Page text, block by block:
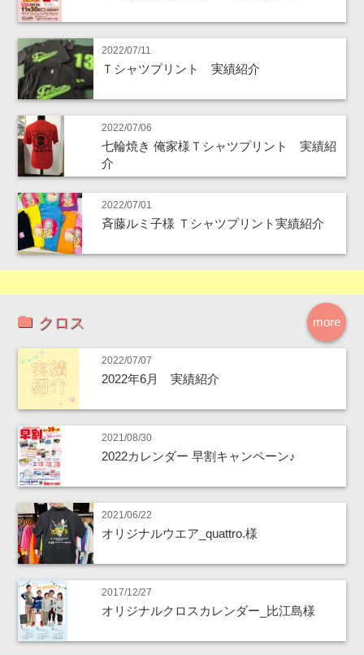
2022/07/11
Ｔシャツプリント 実績紹介
2022/07/06
七輪焼き 俺家様Ｔシャツプリント 実績紹
介
2022/07/01
斉藤ルミ子様 Ｔシャツプリント実績紹介
more
クロス
2022/07/07
2022年6月 実績紹介
2021/08/30
2022カレンダー 早割キャンペーン♪
2021/06/22
オリジナルウエア_quattro.様
2017/12/27
オリジナルクロスカレンダー_比江島様